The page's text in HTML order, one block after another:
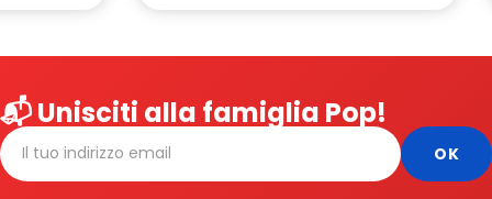
📬 Unisciti alla famiglia Pop!